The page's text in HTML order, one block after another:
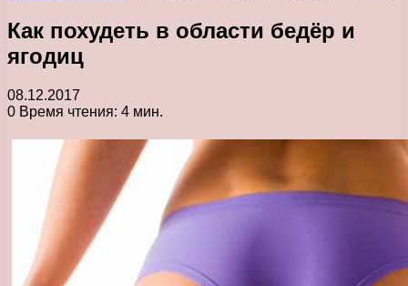
Как похудеть в области бедёр и
ягодиц
08.12.2017
0 Время чтения: 4 мин.